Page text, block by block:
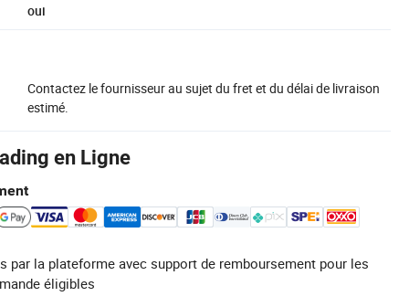
oui
Contactez le fournisseur au sujet du fret et du délai de livraison
estimé.
en Ligne
par la plateforme avec support de remboursement pour les
éligibles